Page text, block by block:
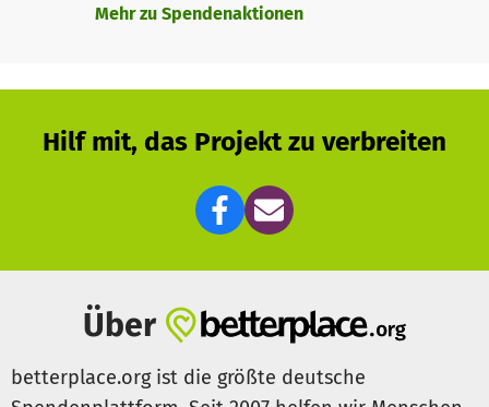
Mehr zu Spendenaktionen
Hilf mit, das Projekt zu verbreiten
Über
betterplace.org ist die größte deutsche